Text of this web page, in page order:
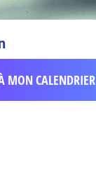
MON CALENDRIER